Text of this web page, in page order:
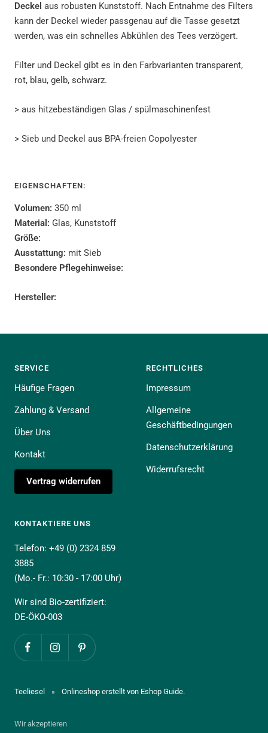
Deckel aus robusten Kunststoff. Nach Entnahme des Filters
kann der Deckel wieder passgenau auf die Tasse gesetzt
werden, was ein schnelles Abkühlen des Tees verzögert.
Filter und Deckel gibt es in den Farbvarianten transparent,
rot, blau, gelb, schwarz.
> aus hitzebeständigen Glas / spülmaschinenfest
> Sieb und Deckel aus BPA-freien Copolyester
EIGENSCHAFTEN:
Volumen: 350 ml
Material: Glas, Kunststoff
Größe:
Ausstattung: mit Sieb
Besondere Pflegehinweise:
Hersteller:
SERVICE
Häufige Fragen
Zahlung & Versand
Über Uns
Kontakt
Vertrag widerrufen
RECHTLICHES
Impressum
Allgemeine
Geschäftbedingungen
Datenschutzerklärung
Widerrufsrecht
KONTAKTIERE UNS
Telefon: +49 (0) 2324 859
3885
(Mo.- Fr.: 10:30 - 17:00 Uhr)
Wir sind Bio-zertifiziert:
DE-ÖKO-003
Teeliesel Onlineshop erstellt von Eshop Guide.
Wir akzeptieren